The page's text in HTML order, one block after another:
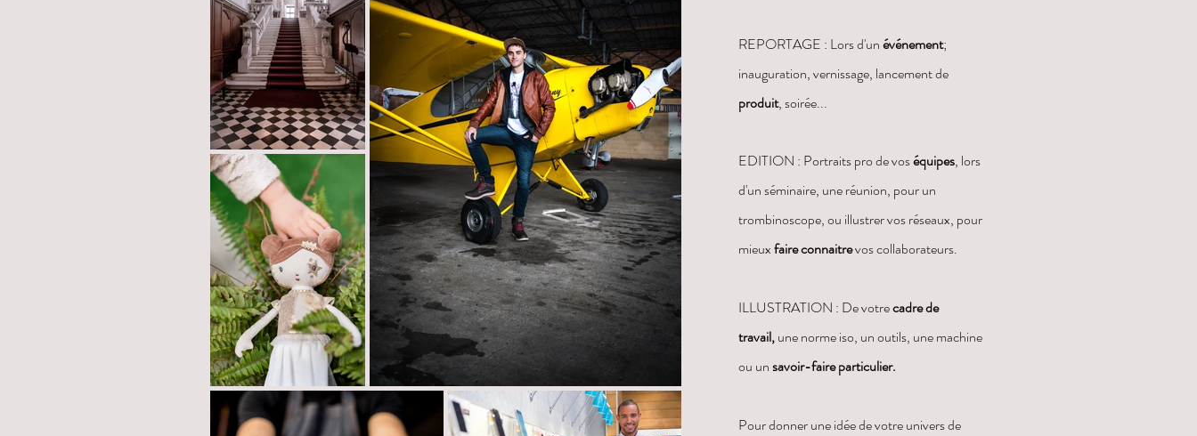
REPORTAGE : Lors d'unévénement;
inauguration, vernissage, lancement de
produit, soirée...
EDITION : Portraits pro de voséquipes, lors
d'un séminaire, une réunion, pour un
trombinoscope, ou illustrer vos réseaux, pour
mieuxfaire connaitrevos collaborateurs.
ILLUSTRATION : De votrecadre de
travail,une norme iso, un outils, une machine
ou unsavoir-faire particulier.
Pour donner une idée de votre univers de